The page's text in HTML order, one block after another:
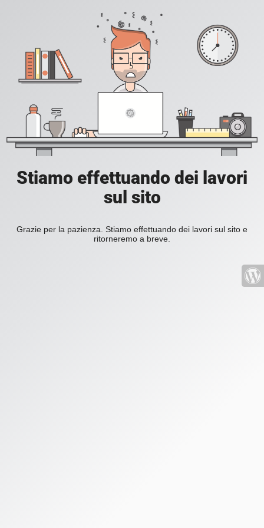
Stiamo effettuando dei lavori
sul sito
Grazie per la pazienza. Stiamo effettuando dei lavori sul sito e
ritorneremo a breve.